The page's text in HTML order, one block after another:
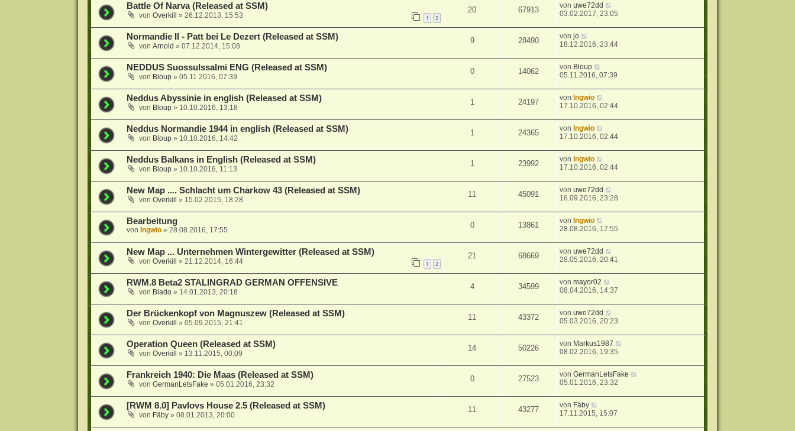
Battle Of Narva (Released at SSM)
von Overkill » 26.12.2013, 15:53 1 2
20 67913 vonuwe72dd
03.02.2017, 23:05
Normandie II - Patt bei Le Dezert (Released at SSM)
von Arnold » 07.12.2014, 15:08
9 28490 vonjo
18.12.2016, 23:44
NEDDUS Suossulssalmi ENG (Released at SSM)
von Bloup» 05.11.2016, 07:39
0 14062 von Bloup
05.11.2016, 07:39
Neddus Abyssinie in english (Released at SSM)
von Bloup» 10.10.2016, 13:18
1 24197 von Ingwio
17.10.2016, 02:44
Neddus Normandie 1944 in english (Released at SSM)
von Bloup» 10.10.2016, 14:42
1 24365 von Ingwio
17.10.2016, 02:44
Neddus Balkans in English (Released at SSM)
von Bloup» 10.10.2016, 11:13
1 23992 von Ingwio
17.10.2016, 02:44
New Map .... Schlacht um Charkow 43 (Released at SSM)
von Overkill » 15.02.2015, 18:28
11 45091 vonuwe72dd
16.09.2016, 23:28
Bearbeitung
von Ingwio» 28.08.2016, 17:55
0 13861 von Ingwio
28.08.2016, 17:55
New Map ... Unternehmen Wintergewitter (Released at SSM)
von Overkill » 21.12.2014, 16:44 1 2
21 68669 vonuwe72dd
28.05.2016, 20:41
RWM.8 Beta2 STALINGRAD GERMAN OFFENSIVE
von Blado» 14.01.2013, 20:18
4 34599 vonmayor02
08.04.2016, 14:37
Der Brückenkopf von Magnuszew (Released at SSM)
von Overkill » 05.09.2015, 21:41
11 43372 vonuwe72dd
05.03.2016, 20:23
Operation Queen (Released at SSM)
von Overkill » 13.11.2015, 00:09
14 50226 von Markus1987
08.02.2016, 19:35
Frankreich 1940: Die Maas (Released at SSM)
von GermanLetsFake » 05.01.2016, 23:32
0 27523 vonGermanLetsFake
05.01.2016, 23:32
[RWM 8.0] Pavlovs House 2.5 (Released at SSM)
von Fäby» 08.01.2013, 20:00
11 43277 von Fäby
17.11.2015, 15:07